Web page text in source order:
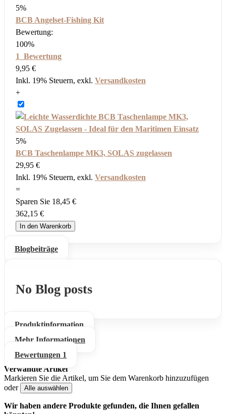
5%
BCB Angelset-Fishing Kit
Bewertung:
100%
1 Bewertung
9,95 €
Inkl. 19% Steuern, exkl. Versandkosten
+
5%
BCB Taschenlampe MK3, SOLAS zugelassen
29,95 €
Inkl. 19% Steuern, exkl. Versandkosten
=
Sparen Sie 18,45 €
362,15 €
In den Warenkorb
Blogbeiträge
No Blog posts
Produktinformation
Mehr Informationen
Bewertungen 1
Verwandte Artikel
Markieren Sie die Artikel, um Sie dem Warenkorb hinzuzufügen
oder
Alle auswählen
Wir haben andere Produkte gefunden, die Ihnen gefallen